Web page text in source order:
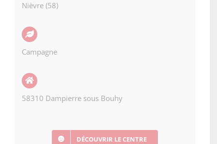
Nièvre (58)
Campagne
58310 Dampierre sous Bouhy
DÉCOUVRIR LE CENTRE